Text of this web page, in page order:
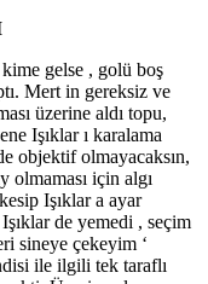
gelse , golü boş
Mert in gereksiz ve
üzerine aldı topu,
Işıklar ı karalama
objektif olmayacaksın,
olmaması için algı
Işıklar a ayar
de yemedi , seçim
sineye çekeyim ‘
ile ilgili tek taraflı